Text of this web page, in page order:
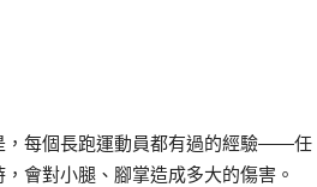
，每個長跑運動員都有過的經驗——任
會對小腿、腳掌造成多大的傷害。